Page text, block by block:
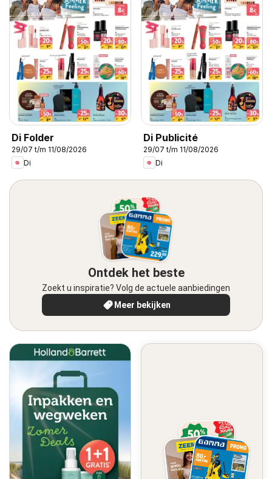
Di Folder
29/07 t/m 11/08/2026
Di
Di Publicité
29/07 t/m 11/08/2026
Di
Ontdek het beste
Zoekt u inspiratie? Volg de actuele aanbiedingen
Meer bekijken